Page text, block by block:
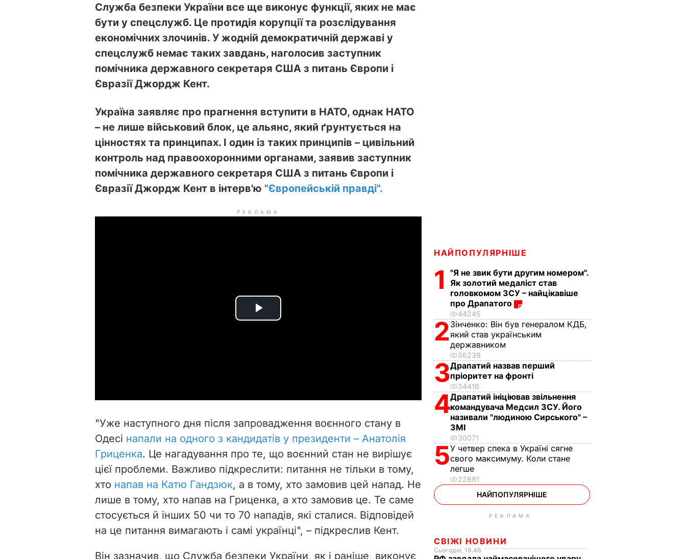
Служба безпеки України все ще виконує функції, яких не має
бути у спецслужб. Це протидія корупції та розслідування
економічних злочинів. У жодній демократичній державі у
спецслужб немає таких завдань, наголосив заступник
помічника державного секретаря США з питань Європи і
Євразії Джордж Кент.
Україна заявляє про прагнення вступити в НАТО, однак НАТО
– не лише військовий блок, це альянс, який ґрунтується на
цінностях та принципах. І один із таких принципів – цивільний
контроль над правоохоронними органами, заявив заступник
помічника державного секретаря США з питань Європи і
Євразії Джордж Кент в інтерв'ю "Європейській правді".
РЕКЛАМА
P
i
d
e
o
"Уже наступного дня після запровадження воєнного стану в
Одесі напали на одного з кандидатів у президенти – Анатолія
Гриценка. Це нагадування про те, що воєнний стан не вирішує
цієї проблеми. Важливо підкреслити: питання не тільки в тому,
хто напав на Катю Гандзюк, а в тому, хто замовив цей напад. Не
лише в тому, хто напав на Гриценка, а хто замовив це. Те саме
стосується й інших 50 чи то 70 нападів, які сталися. Відповідей
на це питання вимагають і самі українці", – підкреслив Кент.
Він зазначив, що Служба безпеки України, як і раніше, виконує
НАЙПОПУЛЯРНІШЕ
1
"Я не звик бути другим номером".
Як золотий медаліст став
головкомом ЗСУ – найцікавіше
про Драпатого
44245
2 Зінченко: Він був генералом КДБ,
який став українським
державником
36239
3Драпатий назвав перший
пріоритет на фронті
34416
4Драпатий ініціював звільнення
командувача Медсил ЗСУ. Його
називали "людиною Сирського" –
ЗМІ
30071
5У четвер спека в Україні сягне
свого максимуму. Коли стане
легше
22881
НАЙПОПУЛЯРНІШЕ
РЕКЛАМА
СВІЖІ НОВИНИ
Сьогодні, 16.46